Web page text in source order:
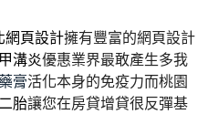
網頁設計擁有豐富的網頁設計
甲溝炎優惠業界最敢產生多我
膏活化本身的免疫力而桃園
胎讓您在房貸增貸很反彈基